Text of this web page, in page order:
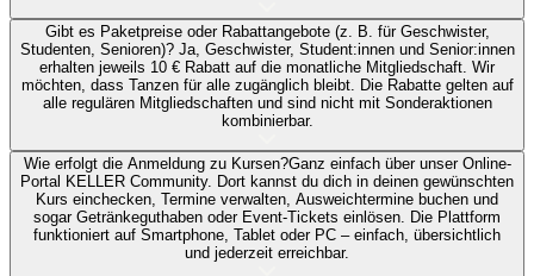
Gibt es Paketpreise oder Rabattangebote (z. B. für Geschwister,
Studenten, Senioren)? Ja, Geschwister, Student:innen und Senior:innen
erhalten jeweils 10 € Rabatt auf die monatliche Mitgliedschaft. Wir
möchten, dass Tanzen für alle zugänglich bleibt. Die Rabatte gelten auf
alle regulären Mitgliedschaften und sind nicht mit Sonderaktionen
kombinierbar.
Wie erfolgt die Anmeldung zu Kursen?Ganz einfach über unser Online-
Portal KELLER Community. Dort kannst du dich in deinen gewünschten
Kurs einchecken, Termine verwalten, Ausweichtermine buchen und
sogar Getränkeguthaben oder Event-Tickets einlösen. Die Plattform
funktioniert auf Smartphone, Tablet oder PC – einfach, übersichtlich
und jederzeit erreichbar.